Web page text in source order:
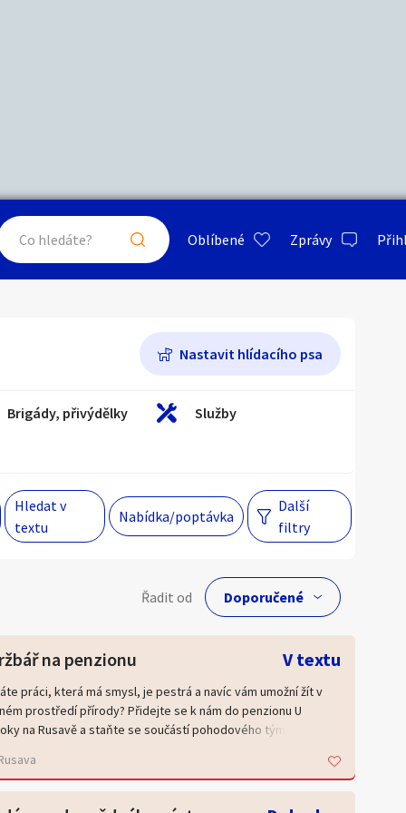
Oblíbené Zprávy
a nářadí
Nastavit hlídacího psa
Brigády, přivýdělky
Služby
cena
Hlavní město Praha
Kraj Vysočina
Hledat v
textu
Nabídka/poptávka
Další
filtry
Řadit od
na penzionu V textu
práci, která má smysl, je pestrá a navíc vám umožní žít v
prostředí přírody? Přidejte se k nám do penzionu U
na Rusavě a staňte se součástí pohodového týmu.
- bydlení na penzionu - buď na turnusy nebo celý měsíc
Kč
Jihomoravský kraj
s personalizací nabídek, zasíláním